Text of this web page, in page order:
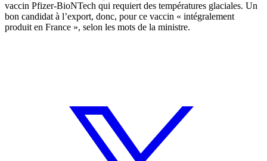
vaccin Pfizer-BioNTech qui requiert des températures glaciales. Un
bon candidat à l’export, donc, pour ce vaccin « intégralement
produit en France », selon les mots de la ministre.